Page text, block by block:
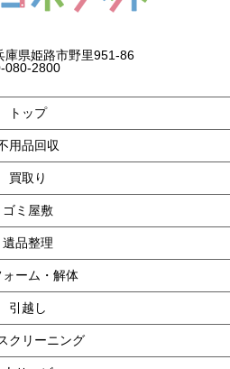
庫県姫路市野里951-86
080-2800
トップ
用品回収
買取り
ゴミ屋敷
遺品整理
ォーム・解体
引越し
クリーニング